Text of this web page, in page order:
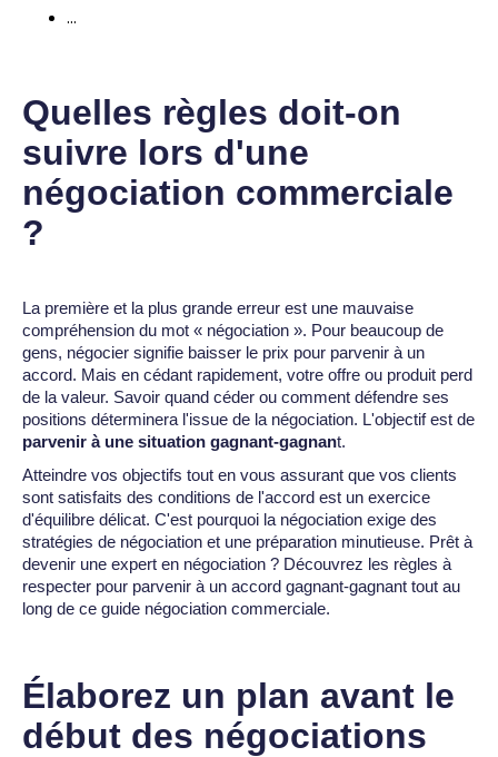
…
Quelles règles doit-on
suivre lors d'une
négociation commerciale
?
La première et la plus grande erreur est une mauvaise
compréhension du mot « négociation ». Pour beaucoup de
gens, négocier signifie baisser le prix pour parvenir à un
accord. Mais en cédant rapidement, votre offre ou produit perd
de la valeur. Savoir quand céder ou comment défendre ses
positions déterminera l'issue de la négociation. L'objectif est de
parvenir à une situation gagnant-gagnant.
Atteindre vos objectifs tout en vous assurant que vos clients
sont satisfaits des conditions de l'accord est un exercice
d'équilibre délicat. C'est pourquoi la négociation exige des
stratégies de négociation et une préparation minutieuse. Prêt à
devenir une expert en négociation ? Découvrez les règles à
respecter pour parvenir à un accord gagnant-gagnant tout au
long de ce guide négociation commerciale.
Élaborez un plan avant le
début des négociations